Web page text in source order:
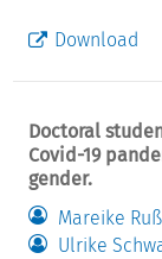
Download
Doctoral
Covid-19
gender.
Mareike
Ulrike